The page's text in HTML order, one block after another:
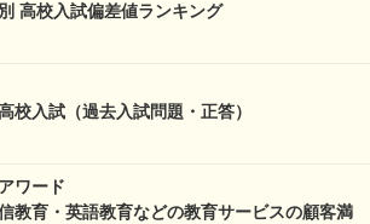
高校入試偏差値ランキング
校入試（過去入試問題・正答）
ワード
信教育・英語教育などの教育サービスの顧客満